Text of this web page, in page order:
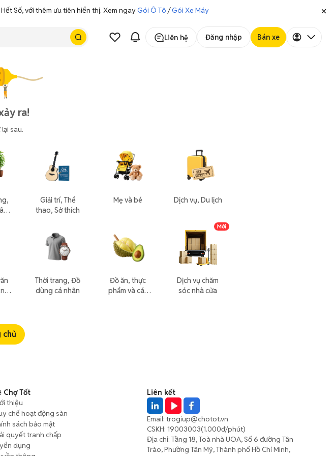
Số, với thêm ưu tiên hiển thị. Xem ngayGói Ô Tô /Gói Xe Máy
Liên hệ Đăng nhập Bán xe
ra!
sau.
Giải trí, Thể
thao, Sở thích
Thời trang, Đồ
dùng cá nhân
Mẹ và bé
Đồ ăn, thực
phẩm và các
Dịch vụ, Du lịch
Dịch vụ chăm
sóc nhà cửa
chủ
Chợ Tốt
thiệu
chế hoạt động sàn
sách bảo mật
quyết tranh chấp
dụng
Liên kết
Email: trogiup@chotot.vn
CSKH: 19003003(1.000đ/phút)
Địa chỉ: Tầng 18, Toà nhà UOA, Số 6 đường Tân
Trào, Phường Tân Mỹ, Thành phố Hồ Chí Minh,